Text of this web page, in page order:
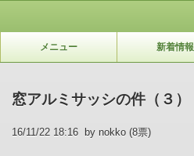
メニュー 新着情報
窓アルミサッシの件（３）
16/11/22 18:16 by nokko (8票)